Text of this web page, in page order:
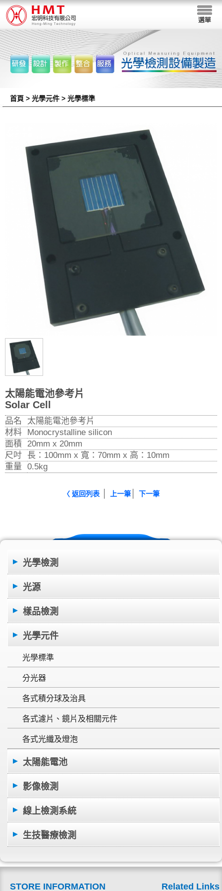
首頁 > 光學元件 > 光學標準
太陽能電池參考片
Solar Cell
品名
太陽能電池參考片
材料
Monocrystalline silicon
面積
20mm x 20mm
尺吋
長：100mm x 寬：70mm x 高：10mm
重量
0.5kg
〈 返回列表│ 上一筆│ 下一筆
光學檢測
光源
樣品檢測
光學元件
光學標準
分光器
各式積分球及治具
各式濾片、鏡片及相關元件
各式光纖及燈泡
太陽能電池
影像檢測
線上檢測系統
生技醫療檢測
STORE INFORMATION Related Links